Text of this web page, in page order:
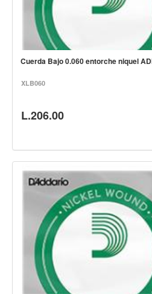
Saxofon
Trompeta
Tuba
Otros instrumentos de viento
Cañuelas
Fajas y soportes
Boquillas y abrazaderas
Accesorios
Panderos
Percusión Latina
Tambores
Redoblantes
Cuerda Bajo 0.060
XLB060
L.206.00